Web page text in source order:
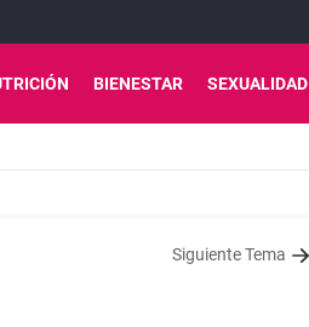
BIENESTAR SEXUALIDAD
Siguiente Tema